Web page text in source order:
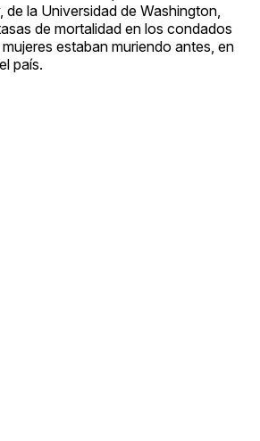
de la Universidad de Washington,
de mortalidad en los condados
estaban muriendo antes, en
país.